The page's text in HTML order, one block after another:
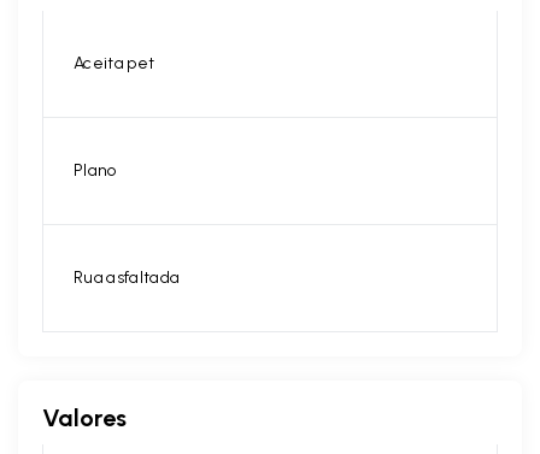
Aceita pet
Plano
Rua asfaltada
Valores